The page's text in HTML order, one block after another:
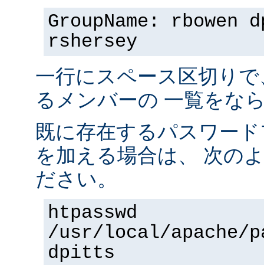
GroupName: rbowen
rshersey
一行にスペース区切り
るメンバーの 一覧をな
既に存在するパスワー
を加える場合は、 次の
ださい。
htpasswd
/usr/local/apache/
dpitts